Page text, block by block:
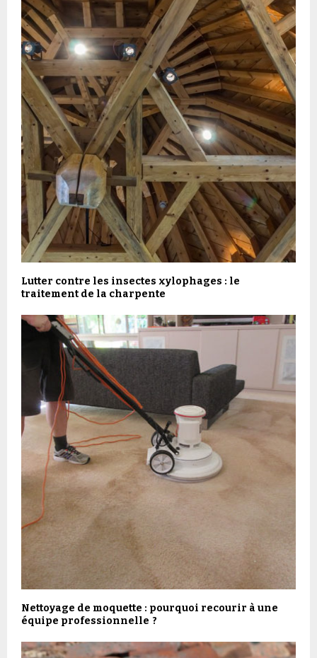
Lutter contre les insectes xylophages : le
traitement de la charpente
Nettoyage de moquette : pourquoi recourir à une
équipe professionnelle ?